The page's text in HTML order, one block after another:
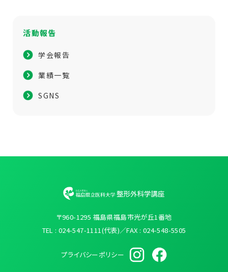
活動報告
学会報告
業績一覧
SGNS
〒960-1295 福島県福島市光が丘1番地
TEL : 024-547-1111(代表)／FAX : 024-548-5505
プライバシーポリシー